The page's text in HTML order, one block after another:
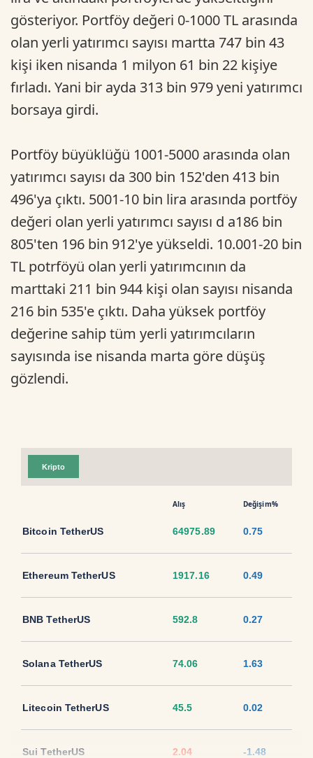
gösteriyor. Portföy değeri 0-1000 TL arasında
olan yerli yatırımcı sayısı martta 747 bin 43
kişi iken nisanda 1 milyon 61 bin 22 kişiye
fırladı. Yani bir ayda 313 bin 979 yeni yatırımcı
borsaya girdi.
Portföy büyüklüğü 1001-5000 arasında olan
yatırımcı sayısı da 300 bin 152'den 413 bin
496'ya çıktı. 5001-10 bin lira arasında portföy
değeri olan yerli yatırımcı sayısı d a186 bin
805'ten 196 bin 912'ye yükseldi. 10.001-20 bin
TL potrföyü olan yerli yatırımcının da
marttaki 211 bin 944 kişi olan sayısı nisanda
216 bin 535'e çıktı. Daha yüksek portföy
değerine sahip tüm yerli yatırımcıların
sayısında ise nisanda marta göre düşüş
gözlendi.
Kripto
Alış Değişim%
Bitcoin TetherUS 64975.89 0.75
Ethereum TetherUS 1917.16 0.49
BNB TetherUS 592.8 0.27
Solana TetherUS 74.06 1.63
Litecoin TetherUS 45.5 0.02
Sui TetherUS 2.04 -1.48